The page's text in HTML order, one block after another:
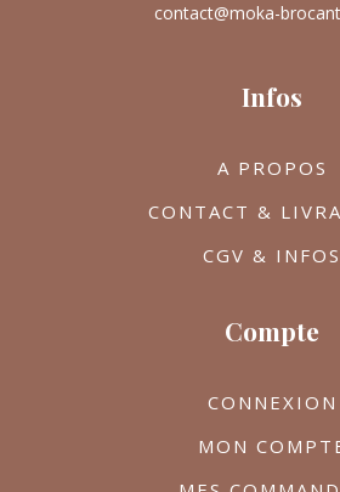
contact@moka-
Infos
A PROPOS
CONTACT &
CGV & INFOS
Compte
CONNEXION
MON